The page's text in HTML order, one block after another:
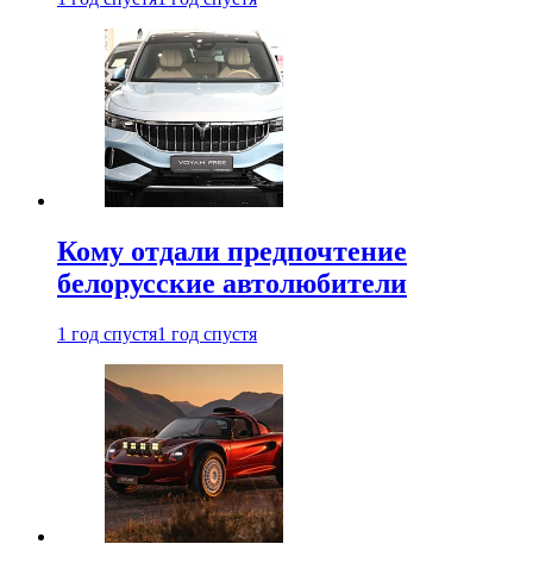
Кому отдали предпочтение
белорусские автолюбители
1 год спустя1 год спустя